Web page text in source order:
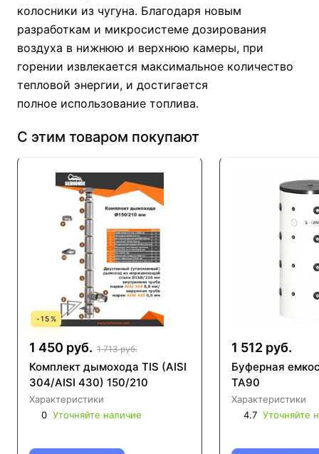
колосники из чугуна. Благодаря новым
разработкам и микросистеме дозирования
воздуха в нижнюю и верхнюю камеры, при
горении извлекается максимальное количество
тепловой энергии, и достигается
полное использование топлива.
С этим товаром покупают
-15%
1 450 руб. 1 713 руб.
Комплект дымохода TIS (AISI
304/AISI 430) 150/210
Характеристики
0 Уточняйте наличие
1 512 руб.
Буферная
ТА90
Характеристики
4.7 Уточняйте